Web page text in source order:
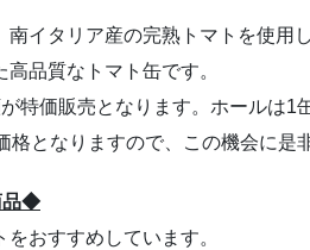
南イタリア産の完熟トマトを使用
品質なトマト缶です。
特価販売となります。ホールは1
となりますので、この機会に是
品◆
おすすめしています。